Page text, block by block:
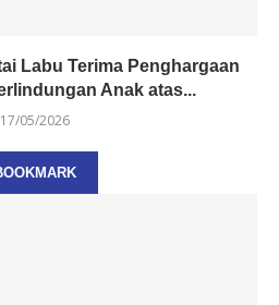
Labu Terima Penghargaan
Anak atas...
17/05/2026